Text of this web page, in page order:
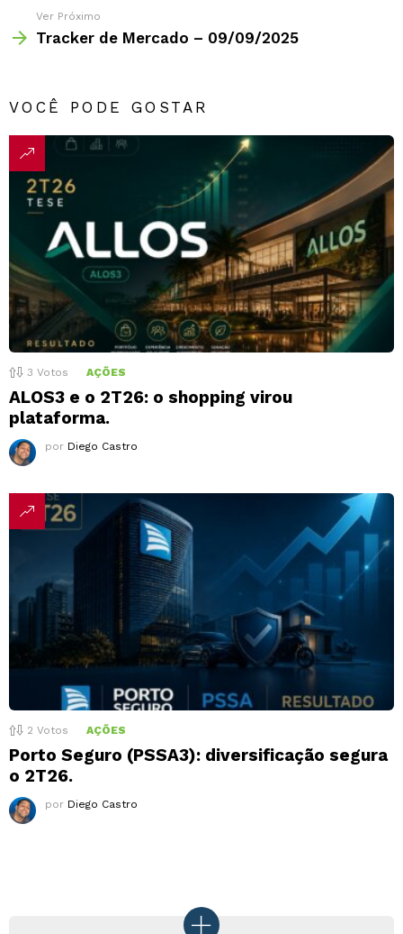
Ver Próximo
Tracker de Mercado – 09/09/2025
VOCÊ PODE GOSTAR
3 Votos AÇÕES
ALOS3 e o 2T26: o shopping virou
plataforma.
por Diego Castro
2 Votos AÇÕES
Porto Seguro (PSSA3): diversificação segura
o 2T26.
por Diego Castro